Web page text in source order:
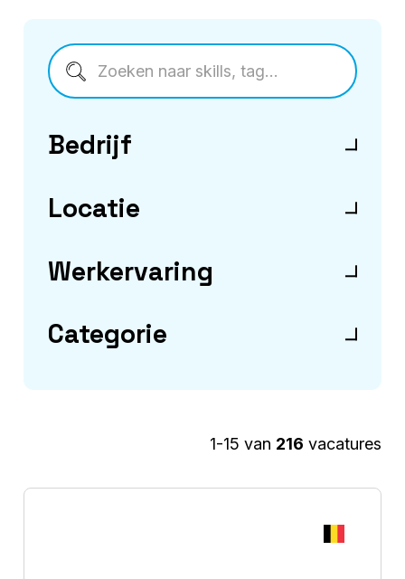
Bedrijf
Locatie
Werkervaring
Categorie
1-15 van 216 vacatures